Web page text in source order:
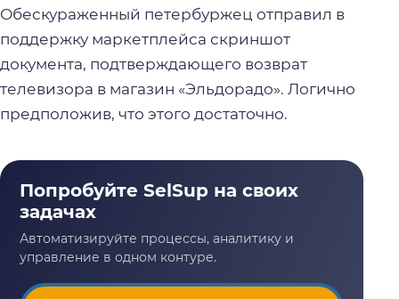
Обескураженный петербуржец отправил в
поддержку маркетплейса скриншот
документа, подтверждающего возврат
телевизора в магазин «Эльдорадо». Логично
предположив, что этого достаточно.